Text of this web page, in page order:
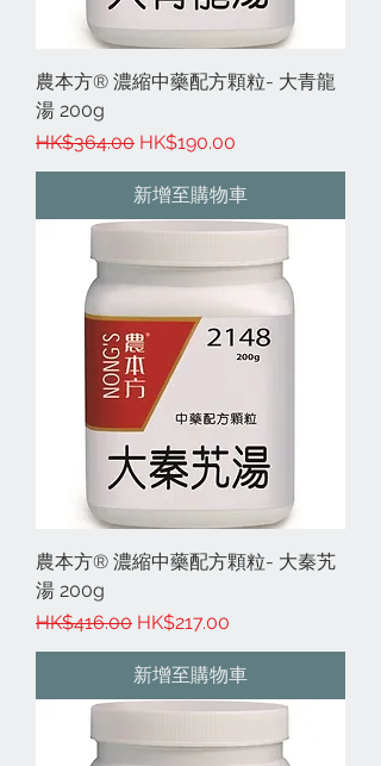
農本方® 濃縮中藥配方顆粒- 大青龍
湯 200g
一般價格
HK$364.00 促銷價格
HK$190.00
新增至購物車
農本方® 濃縮中藥配方顆粒- 大秦艽
湯 200g
一般價格
HK$416.00 促銷價格
HK$217.00
新增至購物車